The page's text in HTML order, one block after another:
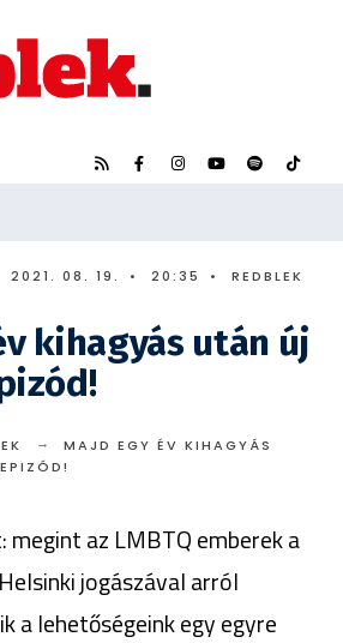
2021. 08. 19. • 20:35 • REDBLEK
kihagyás után új
MAJD EGY ÉV KIHAGYÁS
az LMBTQ emberek a
jogászával arról
a lehetőségeink egy egyre